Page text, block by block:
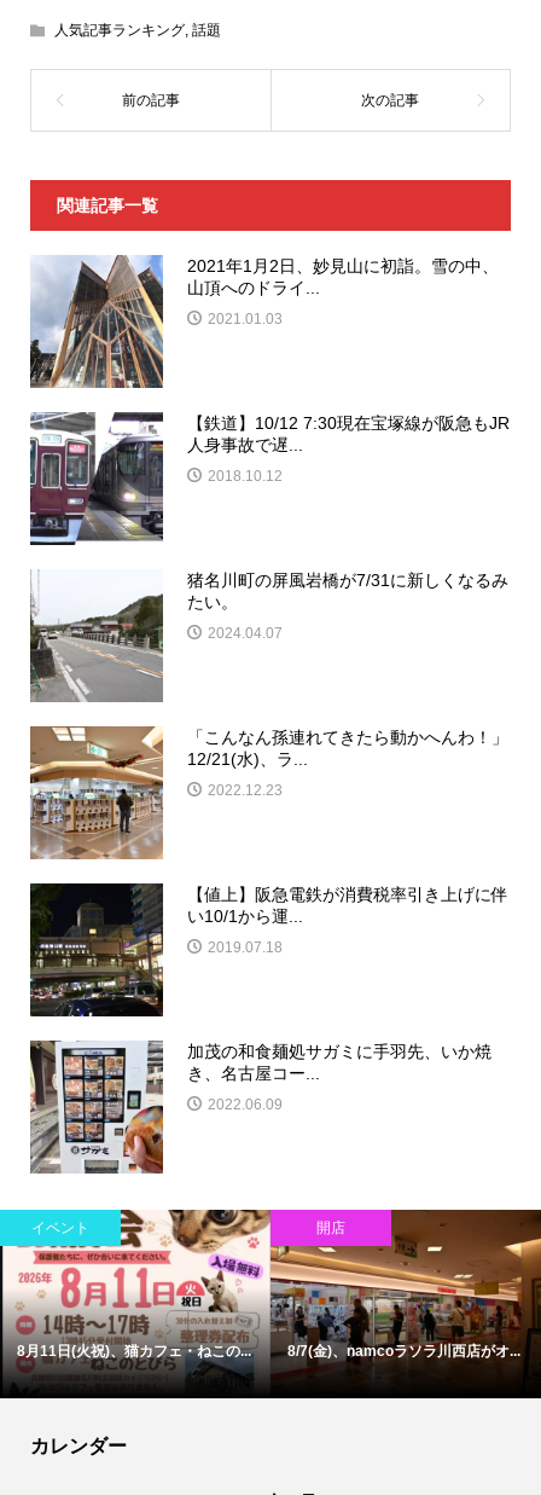
人気記事ランキング, 話題
関連記事一覧
2021年1月2日、妙見山に初詣。雪の中、
山頂へのドライ...
2021.01.03
【鉄道】10/12 7:30現在宝塚線が阪急もJR
人身事故で遅...
2018.10.12
猪名川町の屏風岩橋が7/31に新しくなるみ
たい。
2024.04.07
「こんなん孫連れてきたら動かへんわ！」
12/21(水)、ラ...
2022.12.23
【値上】阪急電鉄が消費税率引き上げに伴
い10/1から運...
2019.07.18
加茂の和食麺処サガミに手羽先、いか焼
き、名古屋コー...
2022.06.09
オ...
イベント
川西市で今週末〜お盆始め開催の... 川西市東畦野で旧川西市民病
カレンダー